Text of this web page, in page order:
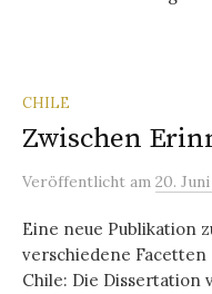
CHILE
Zwischen
Veröffentlicht am 20.
Eine neue Publikation
verschiedene
Chile: Die Dissertation